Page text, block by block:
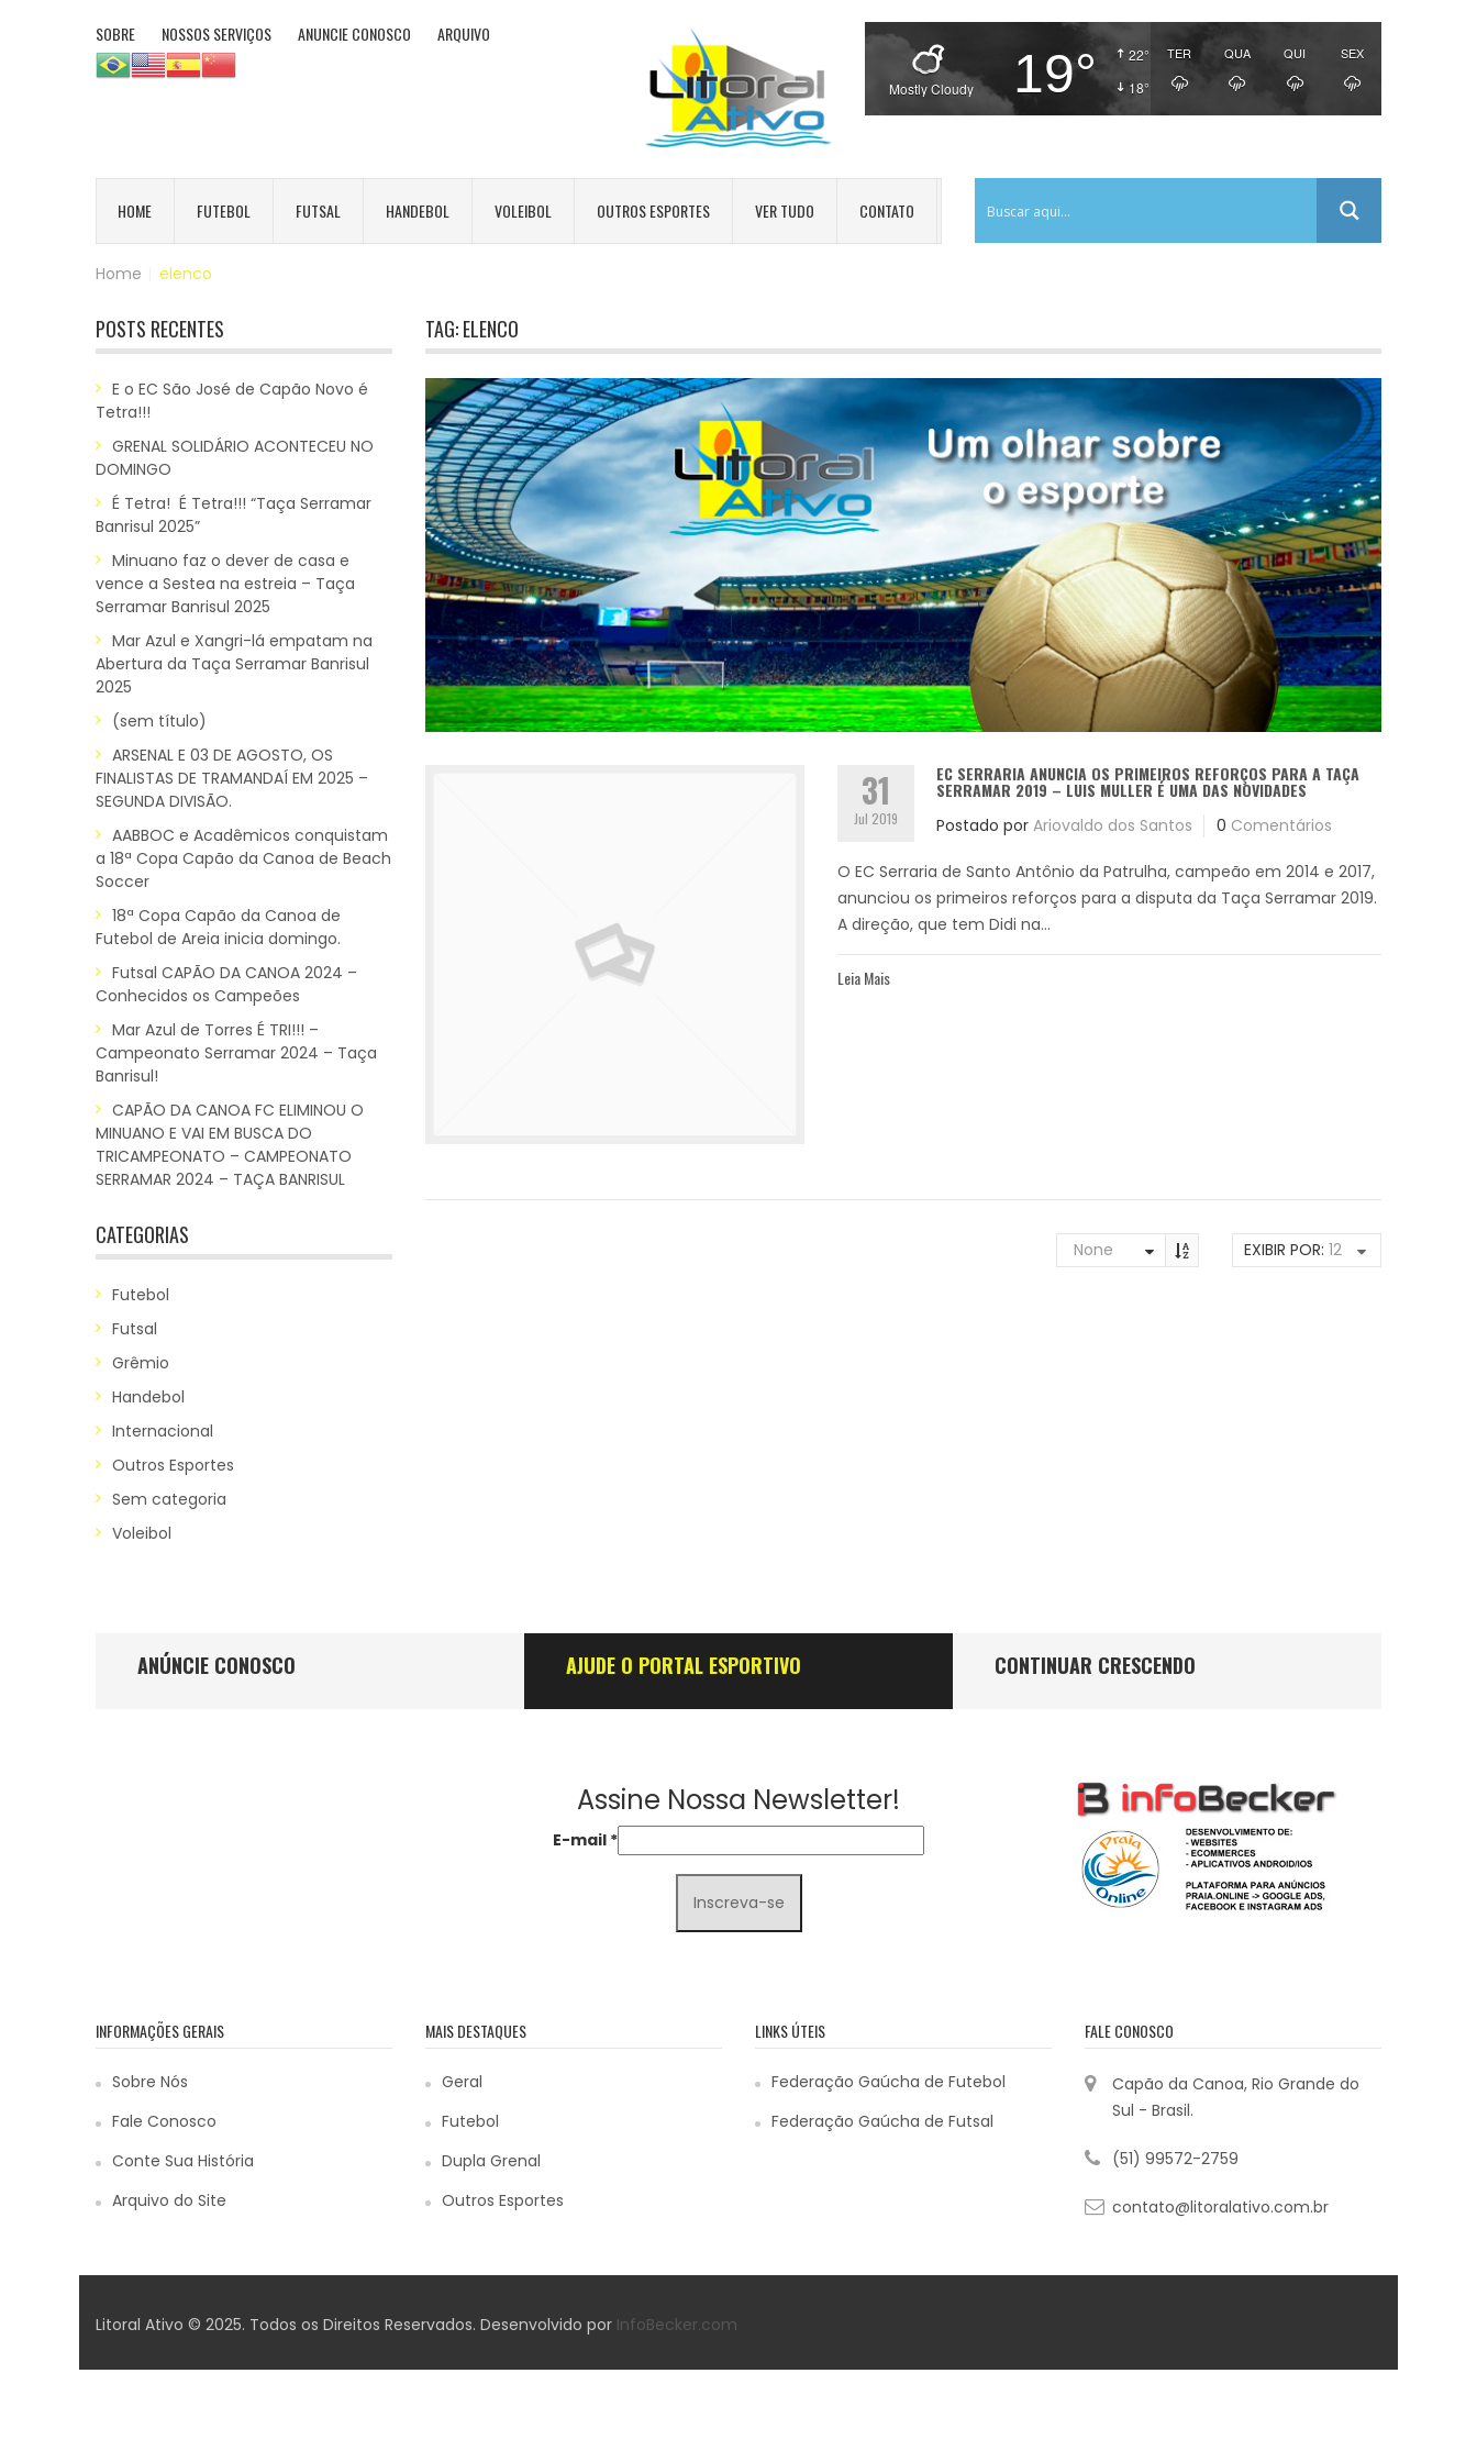
SOBRE NOSSOS SERVIÇOS ANUNCIE CONOSCO ARQUIVO
22°
18°
Mostly Cloudy 19° TER QUA QUI SEX
HOME FUTEBOL FUTSAL HANDEBOL VOLEIBOL OUTROS ESPORTES VER TUDO CONTATO
Home elenco
POSTS RECENTES
E o EC São José de Capão Novo é
Tetra!!!
GRENAL SOLIDÁRIO ACONTECEU NO
DOMINGO
É Tetra! É Tetra!!! “Taça Serramar
Banrisul 2025”
Minuano faz o dever de casa e
vence a Sestea na estreia – Taça
Serramar Banrisul 2025
Mar Azul e Xangri-lá empatam na
Abertura da Taça Serramar Banrisul
2025
(sem título)
ARSENAL E 03 DE AGOSTO, OS
FINALISTAS DE TRAMANDAÍ EM 2025 –
SEGUNDA DIVISÃO.
AABBOC e Acadêmicos conquistam
a 18ª Copa Capão da Canoa de Beach
Soccer
18ª Copa Capão da Canoa de
Futebol de Areia inicia domingo.
Futsal CAPÃO DA CANOA 2024 –
Conhecidos os Campeões
Mar Azul de Torres É TRI!!! –
Campeonato Serramar 2024 – Taça
Banrisul!
CAPÃO DA CANOA FC ELIMINOU O
MINUANO E VAI EM BUSCA DO
TRICAMPEONATO – CAMPEONATO
SERRAMAR 2024 – TAÇA BANRISUL
CATEGORIAS
Futebol
Futsal
Grêmio
Handebol
Internacional
Outros Esportes
Sem categoria
Voleibol
TAG:ELENCO
31
Jul 2019
EC SERRARIA ANUNCIA OS PRIMEIROS REFORÇOS PARA A TAÇA
SERRAMAR 2019 – LUIS MULLER É UMA DAS NOVIDADES
Postado por Ariovaldo dos Santos 0 Comentários
O EC Serraria de Santo Antônio da Patrulha, campeão em 2014 e 2017,
anunciou os primeiros reforços para a disputa da Taça Serramar 2019.
A direção, que tem Didi na...
Leia Mais
None EXIBIR POR: 12
ANÚNCIE CONOSCO AJUDE O PORTAL ESPORTIVO CONTINUAR CRESCENDO
Assine Nossa Newsletter!
E-mail *
INFORMAÇÕES GERAIS
Sobre Nós
Fale Conosco
Conte Sua História
Arquivo do Site
MAIS DESTAQUES
Geral
Futebol
Dupla Grenal
Outros Esportes
LINKS ÚTEIS
Federação Gaúcha de Futebol
Federação Gaúcha de Futsal
FALE CONOSCO
Capão da Canoa, Rio Grande do
Sul - Brasil.
(51) 99572-2759
contato@litoralativo.com.br
Litoral Ativo © 2025. Todos os Direitos Reservados. Desenvolvido por InfoBecker.com